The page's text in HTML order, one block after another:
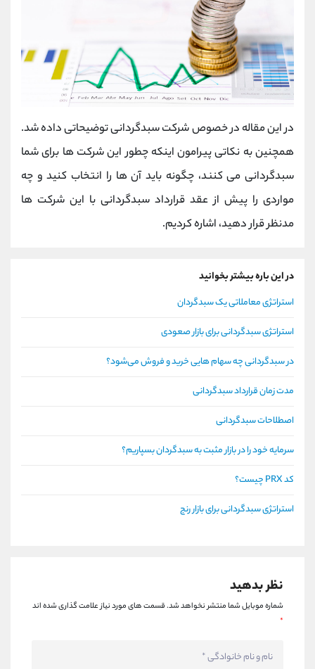
در این مقاله در خصوص شرکت سبدگردانی توضیحاتی داده شد.
همچنین به نكاتی پیرامون اینكه چطور این شركت ها برای شما
سبدگردانی می كنند، چگونه باید آن ها را انتخاب كنید و چه
مواردی را پیش از عقد قرارداد سبدگردانی با این شركت ها
مدنظر قرار دهید، اشاره كردیم.
در این باره بیشتر بخوانید
استراتژی معاملاتی یک سبدگردان
استراتژی سبدگردانی برای بازار صعودی
در سبدگردانی چه سهام هايی خريد و فروش می‌شود؟
مدت زمان قرارداد سبدگردانی
اصطلاحات سبدگردانی
سرمایه خود را در بازار مثبت به سبدگردان بسپاریم؟
کد PRX چیست؟
استراتژی سبدگردانی برای بازار رنج
نظر بدهید
شماره موبایل شما منتشر نخواهد شد.قسمت های مورد نیاز علامت گذاری شده اند
*